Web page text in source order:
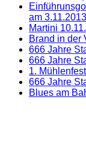
am 3.11.2013
Martini
Brand in der
666 Jahre
666 Jahre
1.
666 Jahre
Blues am